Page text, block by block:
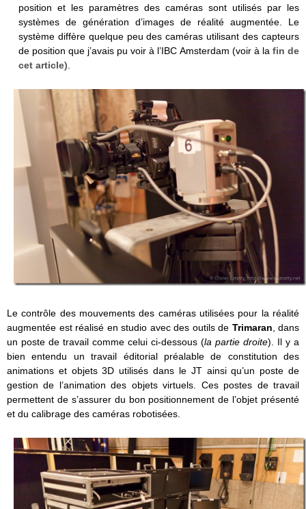
position et les paramètres des caméras sont utilisés par les
systèmes de génération d’images de réalité augmentée. Le
système diffère quelque peu des caméras utilisant des capteurs
de position que j’avais pu voir à l’IBC Amsterdam (voir à la fin de
cet article).
Le contrôle des mouvements des caméras utilisées pour la réalité
augmentée est réalisé en studio avec des outils de Trimaran , dans
un poste de travail comme celui ci-dessous (la partie droite). Il y a
bien entendu un travail éditorial préalable de constitution des
animations et objets 3D utilisés dans le JT ainsi qu’un poste de
gestion de l’animation des objets virtuels. Ces postes de travail
permettent de s’assurer du bon positionnement de l’objet présenté
et du calibrage des caméras robotisées.